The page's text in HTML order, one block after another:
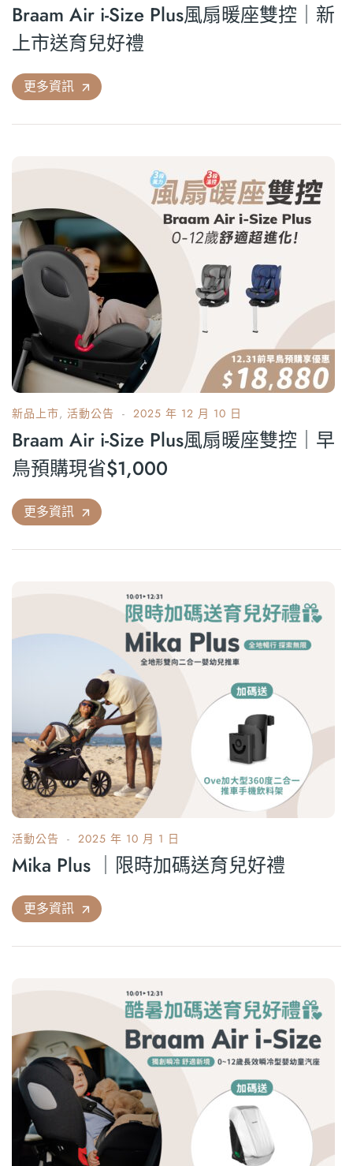
Braam Air i-Size Plus風扇暖座雙控｜新
上市送育兒好禮
更多資訊
新品上市, 活動公告 2025 年 12 月 10 日
Braam Air i-Size Plus風扇暖座雙控｜早
鳥預購現省$1,000
更多資訊
活動公告 2025 年 10 月 1 日
Mika Plus ｜限時加碼送育兒好禮
更多資訊